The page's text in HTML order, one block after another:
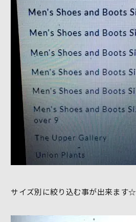
サイズ別に絞り込む事が出来ます☆